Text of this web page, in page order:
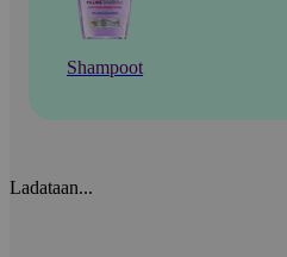
Shampoot
Ladataan...